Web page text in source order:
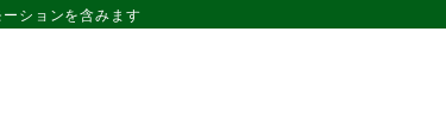
ションを含みます